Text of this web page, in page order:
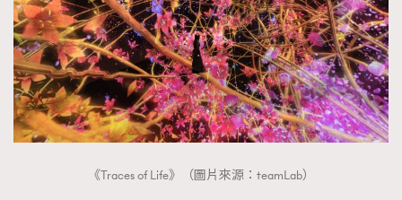
《Traces of Life》（圖片來源：teamLab）